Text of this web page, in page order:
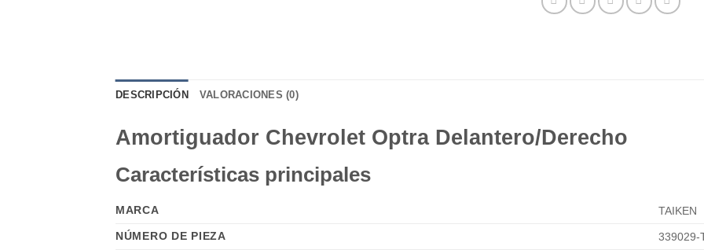
DESCRIPCIÓN VALORACIONES (0)
Amortiguador Chevrolet Optra Delantero/Derecho
Características principales
MARCA
TAIKEN
NÚMERO DE PIEZA
339029-